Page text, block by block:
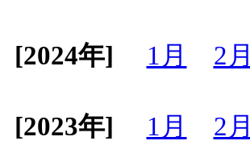
[2024年]
1月 2月
[2023年]
1月 2月